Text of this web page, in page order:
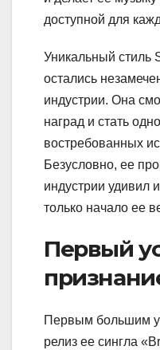
доступной для
Уникальный стиль
остались
индустрии. Она
наград и стать
востребованных
Безусловно, ее
индустрии удивил
только начало ее
Первый
Первым большим
релиз ее сингла